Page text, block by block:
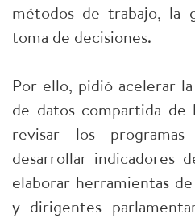
métodos de trabajo, la
toma de decisiones.
Por ello, pidió acelerar
de datos compartida de
revisar los
desarrollar indicadores
elaborar herramientas
y dirigentes